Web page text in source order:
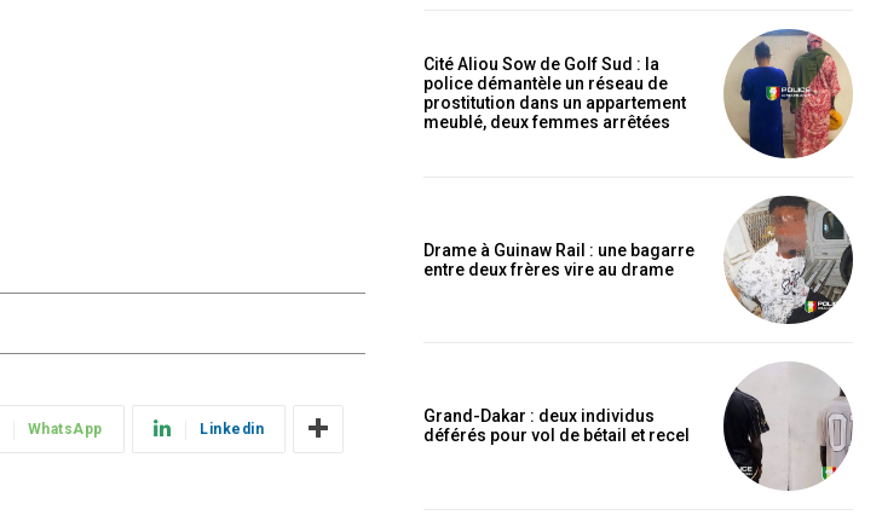
WhatsApp Linkedin
Cité Aliou Sow de Golf Sud : la
police démantèle un réseau de
prostitution dans un appartement
meublé, deux femmes arrêtées
Drame à Guinaw Rail : une bagarre
entre deux frères vire au drame
Grand-Dakar : deux individus
déférés pour vol de bétail et recel